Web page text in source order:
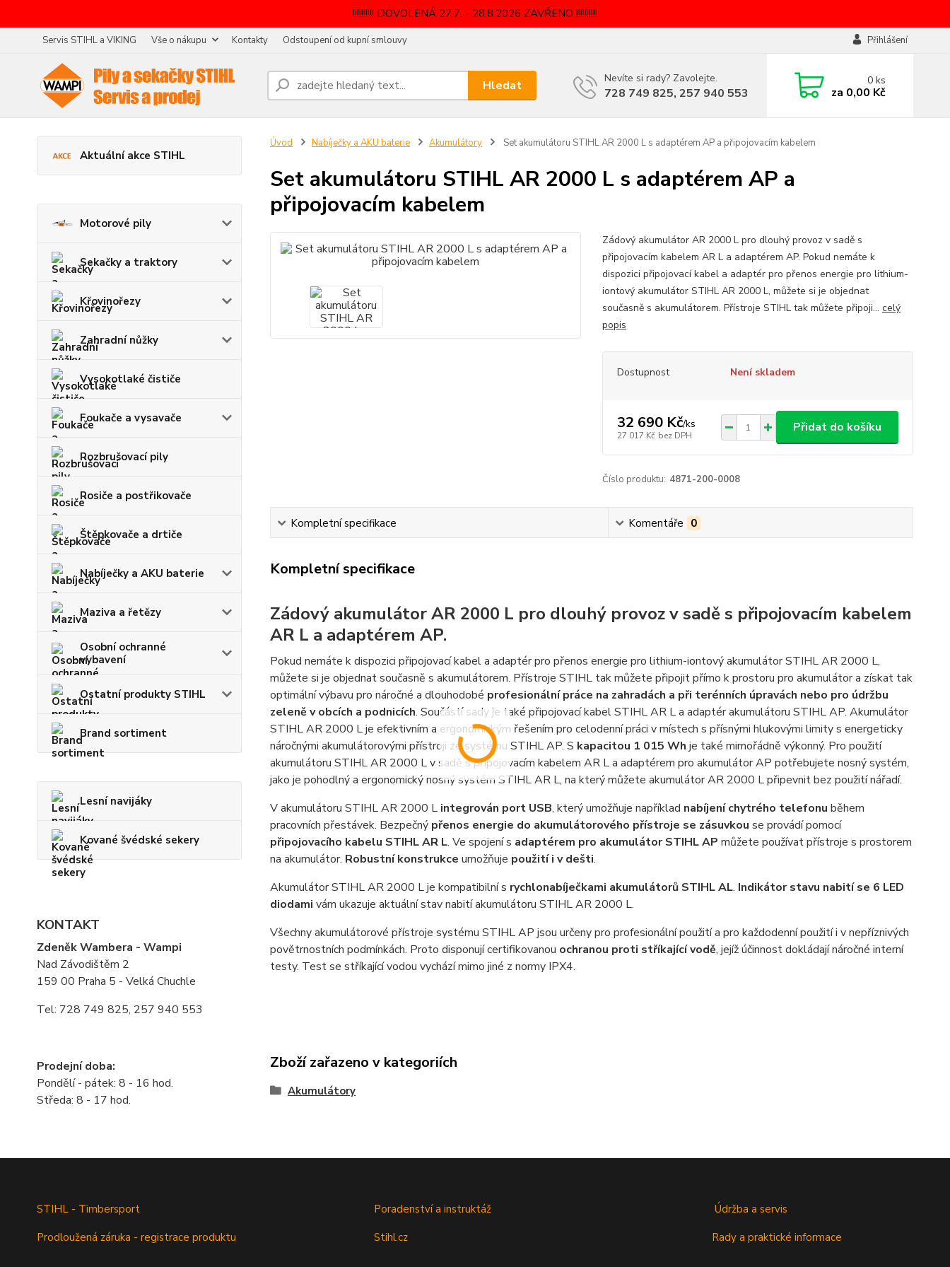
!!!!!!!!!! DOVOLENÁ 27.7. - 28.8.2026 ZAVŘENO !!!!!!!!!!
Servis STIHL a VIKING Vše o nákupu Kontakty Odstoupení od kupní smlouvy Přihlášení
Hledat Nevíte si rady? Zavolejte.
728 749 825, 257 940 553
0ks
za 0,00 Kč
Aktuální akce STIHL
Motorové pily
Sekačky a traktory
Křovinořezy
Zahradní nůžky
Vysokotlaké čističe
Foukače a vysavače
Rozbrušovací pily
Rosiče a postřikovače
Štěpkovače a drtiče
Nabíječky a AKU baterie
Maziva a řetězy
Osobní ochranné
vybavení
Ostatní produkty STIHL
Brand sortiment
Lesní navijáky
Kované švédské sekery
KONTAKT
Zdeněk Wambera - Wampi
Nad Závodištěm 2
159 00 Praha 5 - Velká Chuchle
Tel: 728 749 825, 257 940 553
Prodejní doba:
Pondělí - pátek: 8 - 16 hod.
Středa: 8 - 17 hod.
Úvod Nabíječky a AKU baterie Akumulátory Set akumulátoru STIHL AR 2000 L s adaptérem AP a připojovacím kabelem
Set akumulátoru STIHL AR 2000 L s adaptérem AP a
připojovacím kabelem
Zádový akumulátor AR 2000 L pro dlouhý provoz v sadě s
připojovacím kabelem AR L a adaptérem AP. Pokud nemáte k
dispozici připojovací kabel a adaptér pro přenos energie pro lithium-
iontový akumulátor STIHL AR 2000 L, můžete si je objednat
současně s akumulátorem. Přístroje STIHL tak můžete připoji... celý
popis
Dostupnost Není skladem
32 690 Kč/ks
27 017 Kč bez DPH
Přidat do košíku
Číslo produktu: 4871-200-0008
Kompletní specifikace Komentáře 0
Kompletní specifikace
Zádový akumulátor AR 2000 L pro dlouhý provoz v sadě s připojovacím kabelem
AR L a adaptérem AP.
Pokud nemáte k dispozici připojovací kabel a adaptér pro přenos energie pro lithium-iontový akumulátor STIHL AR 2000 L,
můžete si je objednat současně s akumulátorem. Přístroje STIHL tak můžete připojit přímo k prostoru pro akumulátor a získat tak
optimální výbavu pro náročné a dlouhodobé profesionální práce na zahradách a při terénních úpravách nebo pro údržbu
zeleně v obcích a podnicích. Součástí sady je také připojovací kabel STIHL AR L a adaptér akumulátoru STIHL AP. Akumulátor
STIHL AR 2000 L je efektivním a ergonomickým řešením pro celodenní práci v místech s přísnými hlukovými limity s energeticky
náročnými akumulátorovými přístroji ze systému STIHL AP. S kapacitou 1 015 Wh je také mimořádně výkonný. Pro použití
akumulátoru STIHL AR 2000 L v sadě s připojovacím kabelem AR L a adaptérem pro akumulátor AP potřebujete nosný systém,
jako je pohodlný a ergonomický nosný systém STIHL AR L, na který můžete akumulátor AR 2000 L připevnit bez použití nářadí.
V akumulátoru STIHL AR 2000 L integrován port USB, který umožňuje například nabíjení chytrého telefonu během
pracovních přestávek. Bezpečný přenos energie do akumulátorového přístroje se zásuvkou se provádí pomocí
připojovacího kabelu STIHL AR L. Ve spojení s adaptérem pro akumulátor STIHL AP můžete používat přístroje s prostorem
na akumulátor. Robustní konstrukce umožňuje použití i v dešti.
Akumulátor STIHL AR 2000 L je kompatibilní s rychlonabíječkami akumulátorů STIHL AL. Indikátor stavu nabití se 6 LED
diodami vám ukazuje aktuální stav nabití akumulátoru STIHL AR 2000 L.
Všechny akumulátorové přístroje systému STIHL AP jsou určeny pro profesionální použití a pro každodenní použití i v nepříznivých
povětrnostních podmínkách. Proto disponují certifikovanou ochranou proti stříkající vodě, jejíž účinnost dokládají náročné interní
testy. Test se stříkající vodou vychází mimo jiné z normy IPX4.
Zboží zařazeno v kategoriích
Akumulátory
STIHL - Timbersport
Prodloužená záruka - registrace produktu
Poradenství a instruktáž
Stihl.cz
Údržba a servis
Rady a praktické informace